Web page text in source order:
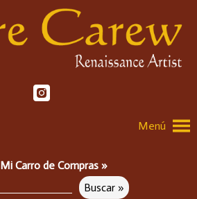
Menú
Mi Carro de Compras »